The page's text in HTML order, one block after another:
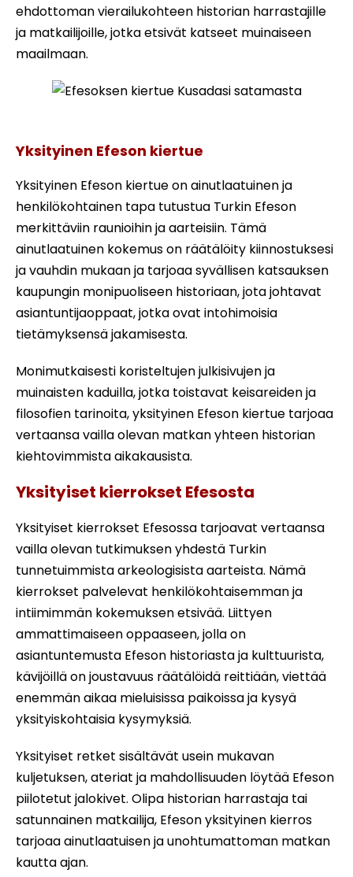
ehdottoman vierailukohteen historian harrastajille
ja matkailijoille, jotka etsivät katseet muinaiseen
maailmaan.
Yksityinen Efeson kiertue
Yksityinen Efeson kiertue on ainutlaatuinen ja
henkilökohtainen tapa tutustua Turkin Efeson
merkittäviin raunioihin ja aarteisiin. Tämä
ainutlaatuinen kokemus on räätälöity kiinnostuksesi
ja vauhdin mukaan ja tarjoaa syvällisen katsauksen
kaupungin monipuoliseen historiaan, jota johtavat
asiantuntijaoppaat, jotka ovat intohimoisia
tietämyksensä jakamisesta.
Monimutkaisesti koristeltujen julkisivujen ja
muinaisten kaduilla, jotka toistavat keisareiden ja
filosofien tarinoita, yksityinen Efeson kiertue tarjoaa
vertaansa vailla olevan matkan yhteen historian
kiehtovimmista aikakausista.
Yksityiset kierrokset Efesosta
Yksityiset kierrokset Efesossa tarjoavat vertaansa
vailla olevan tutkimuksen yhdestä Turkin
tunnetuimmista arkeologisista aarteista. Nämä
kierrokset palvelevat henkilökohtaisemman ja
intiimimmän kokemuksen etsivää. Liittyen
ammattimaiseen oppaaseen, jolla on
asiantuntemusta Efeson historiasta ja kulttuurista,
kävijöillä on joustavuus räätälöidä reittiään, viettää
enemmän aikaa mieluisissa paikoissa ja kysyä
yksityiskohtaisia kysymyksiä.
Yksityiset retket sisältävät usein mukavan
kuljetuksen, ateriat ja mahdollisuuden löytää Efeson
piilotetut jalokivet. Olipa historian harrastaja tai
satunnainen matkailija, Efeson yksityinen kierros
tarjoaa ainutlaatuisen ja unohtumattoman matkan
kautta ajan.